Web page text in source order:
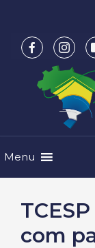
conteúdo
Menu
com